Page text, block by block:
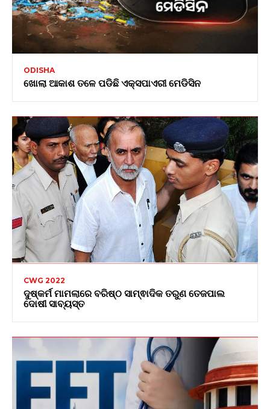
ODISHA
ଖୋଲା ଆକାଶ ତଳେ ପଡିଛି ଏକ୍ସପାଏରୀ ମେଡିସିନ
CWG 2022
ଦୁଷ୍କର୍ମ ମାମଲାରେ ବରିଷ୍ଠ ସାମ୍ଵାଦିକ ତରୁଣ ତେଜପାଲ
ଦୋଷୀ ସାବ୍ୟସ୍ତ